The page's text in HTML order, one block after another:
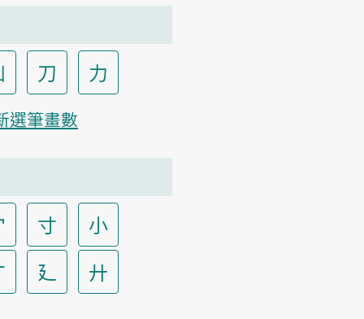
刀
力
選筆畫數
寸
小
廴
廾